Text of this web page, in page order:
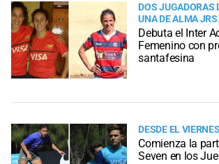
DOS JUGADORAS
UNA DE ALMA JRS.
Debuta el Inter
Femenino con
santafesina
DESDE EL VIERNES
Comienza la
Seven en los